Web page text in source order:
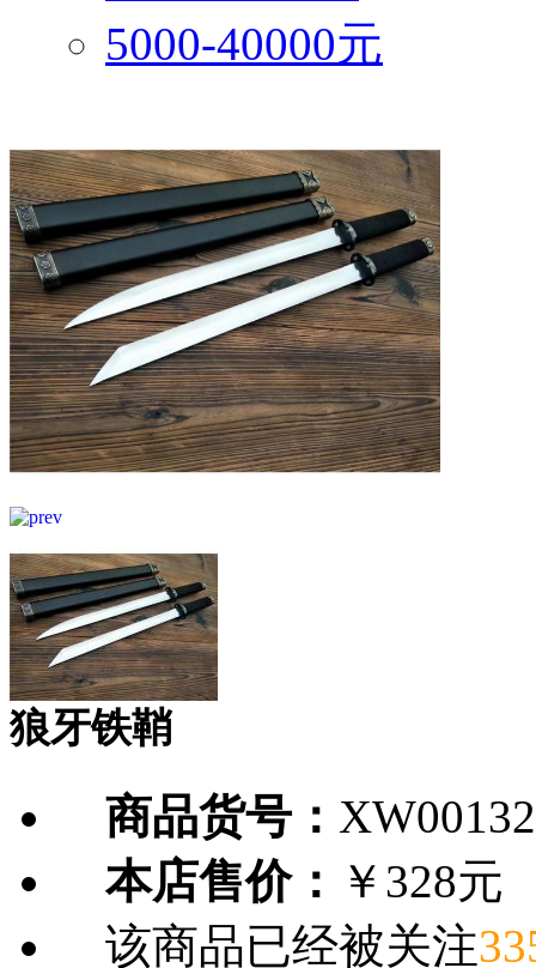
5000-40000元
狼牙铁鞘
商品货号：
本店售价： ￥328元
该商品已经被关注